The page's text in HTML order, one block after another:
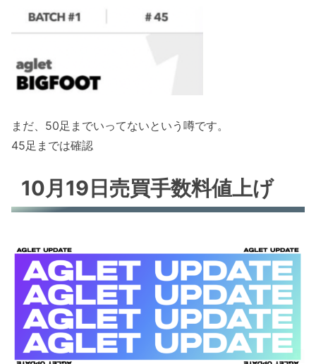
まだ、50足までいってないという噂です。
45足までは確認
10月19日売買手数料値上げ